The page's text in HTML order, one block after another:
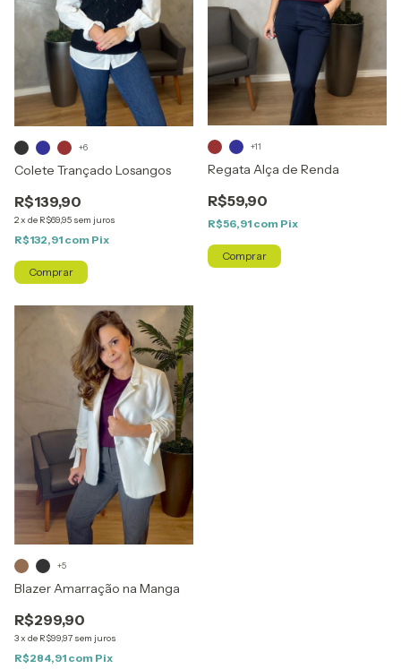
Colete Trançado Losangos
R$139,90
2x de R$69,95 sem juros
R$132,91 com Pix
+6
Comprar
Regata Alça de Renda
R$59,90
R$56,91 com Pix
+11
Comprar
Blazer Amarração na Manga
R$299,90
3x de R$99,97 sem juros
R$284,91 com Pix
+5